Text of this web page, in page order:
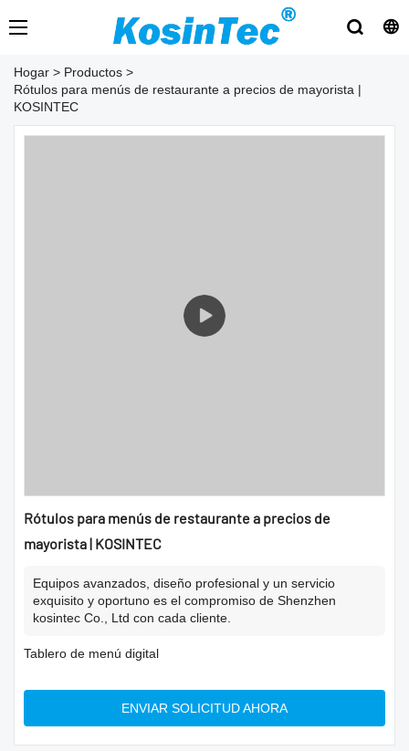
Hogar > Productos >
Rótulos para menús de restaurante a precios de mayorista |
KOSINTEC
Rótulos para menús de restaurante a precios de
mayorista | KOSINTEC
Equipos avanzados, diseño profesional y un servicio
exquisito y oportuno es el compromiso de Shenzhen
kosintec Co., Ltd con cada cliente.
Tablero de menú digital
ENVIAR SOLICITUD AHORA